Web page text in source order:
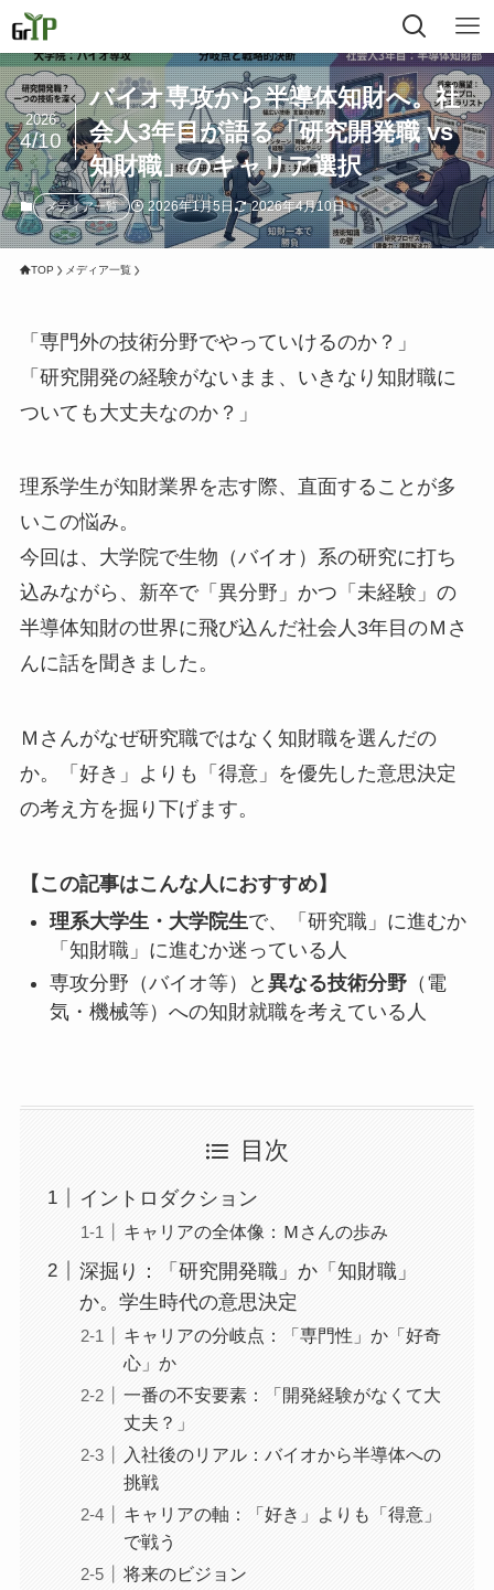
バイオ専攻から半導体知財へ。社
会人3年目が語る「研究開発職 vs
知財職」のキャリア選択
2026
4/10
メディア一覧 2026年1月5日 2026年4月10日
TOP メディア一覧
「専門外の技術分野でやっていけるのか？」
「研究開発の経験がないまま、いきなり知財職に
ついても大丈夫なのか？」
理系学生が知財業界を志す際、直面することが多
いこの悩み。
今回は、大学院で生物（バイオ）系の研究に打ち
込みながら、新卒で「異分野」かつ「未経験」の
半導体知財の世界に飛び込んだ社会人3年目のＭさ
んに話を聞きました。
Ｍさんがなぜ研究職ではなく知財職を選んだの
か。「好き」よりも「得意」を優先した意思決定
の考え方を掘り下げます。
【この記事はこんな人におすすめ】
理系大学生・大学院生で、「研究職」に進むか
「知財職」に進むか迷っている人
専攻分野（バイオ等）と 異なる技術分野（電
気・機械等）への知財就職を考えている人
目次
イントロダクション
キャリアの全体像：Ｍさんの歩み
深掘り：「研究開発職」か「知財職」
か。学生時代の意思決定
キャリアの分岐点：「専門性」か「好奇
心」か
一番の不安要素：「開発経験がなくて大
丈夫？」
入社後のリアル：バイオから半導体への
挑戦
キャリアの軸：「好き」よりも「得意」
で戦う
将来のビジョン